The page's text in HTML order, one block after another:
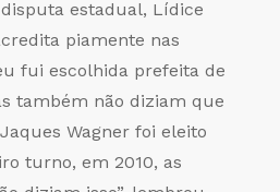
estadual, Lídice
piamente nas
fui escolhida prefeita de
também não diziam que
Wagner foi eleito
turno, em 2010, as